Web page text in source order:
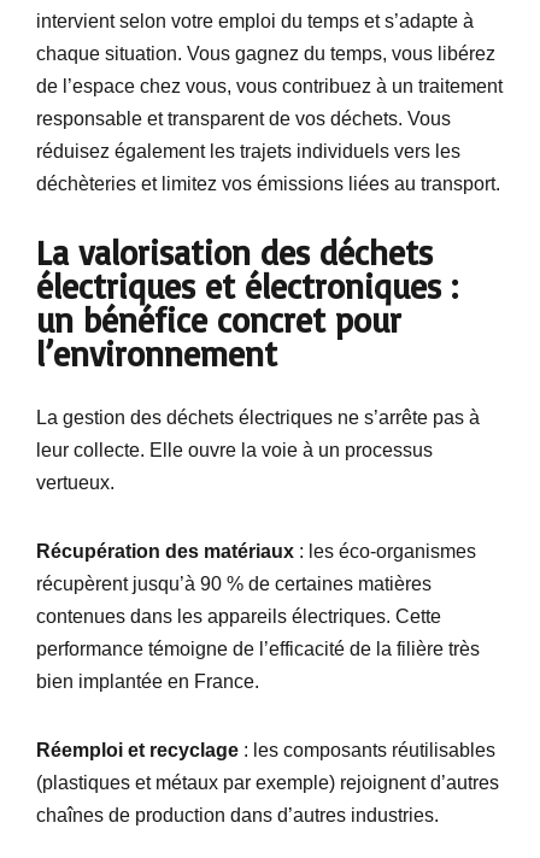
intervient selon votre emploi du temps et s’adapte à
chaque situation. Vous gagnez du temps, vous libérez
de l’espace chez vous, vous contribuez à un traitement
responsable et transparent de vos déchets. Vous
réduisez également les trajets individuels vers les
déchèteries et limitez vos émissions liées au transport.
La valorisation des déchets
électriques et électroniques :
un bénéfice concret pour
l’environnement
La gestion des déchets électriques ne s’arrête pas à
leur collecte. Elle ouvre la voie à un processus
vertueux.
Récupération des matériaux : les éco-organismes
récupèrent jusqu’à 90 % de certaines matières
contenues dans les appareils électriques. Cette
performance témoigne de l’efficacité de la filière très
bien implantée en France.
Réemploi et recyclage : les composants réutilisables
(plastiques et métaux par exemple) rejoignent d’autres
chaînes de production dans d’autres industries.